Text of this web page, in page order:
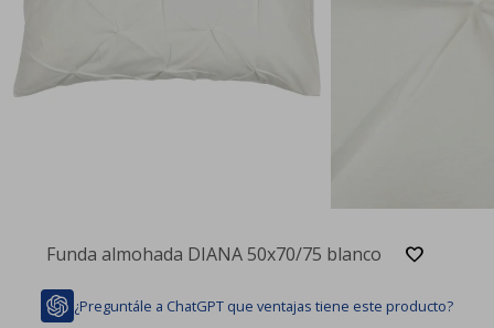
Funda almohada DIANA 50x70/75 blanco
¿Preguntále a ChatGPT que ventajas tiene este producto?